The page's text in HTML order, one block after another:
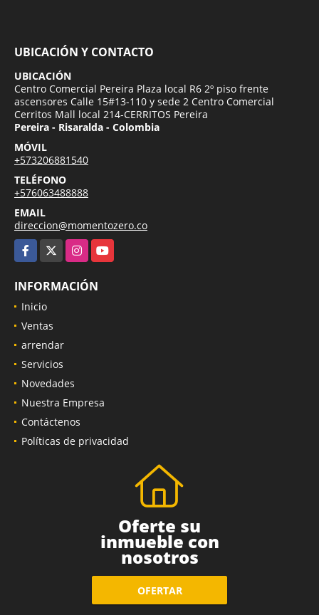
UBICACIÓN Y CONTACTO
UBICACIÓN
Centro Comercial Pereira Plaza local R6 2º piso frente
ascensores Calle 15#13-110 y sede 2 Centro Comercial
Cerritos Mall local 214-CERRITOS Pereira
Pereira - Risaralda - Colombia
MÓVIL
+573206881540
TELÉFONO
+576063488888
EMAIL
direccion@momentozero.co
Facebook
InstagramYouTube
INFORMACIÓN
Inicio
Ventas
arrendar
Servicios
Novedades
Nuestra Empresa
Contáctenos
Políticas de privacidad
Oferte su
inmueble con
nosotros
OFERTAR